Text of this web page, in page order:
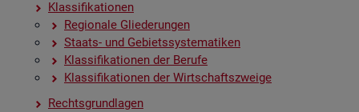
Klas­si­fi­ka­tio­nen
Re­gio­na­le Glie­de­run­gen
Staats- und Ge­biets­sys­te­ma­ti­ken
Klas­si­fi­ka­tio­nen der Be­ru­fe
Klas­si­fi­ka­tio­nen der Wirt­schafts­zwei­ge
Rechts­grund­la­gen